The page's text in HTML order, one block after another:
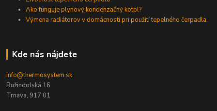
Ako funguje plynový kondenzačný kotol?
Výmena radiátorov v domácnosti pri použití tepelného čerpadla.
Kde nás nájdete
info@thermosystem.sk
Ružindolská 16
Trnava, 917 01